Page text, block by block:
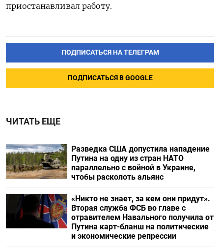
приостанавливал работу.
ПОДПИСАТЬСЯ НА ТЕЛЕГРАМ
ПОДПИСАТЬСЯ В GOOGLE
ЧИТАТЬ ЕЩЕ
Разведка США допустила нападение
Путина на одну из стран НАТО
параллельно с войной в Украине,
чтобы расколоть альянс
«Никто не знает, за кем они придут».
Вторая служба ФСБ во главе с
отравителем Навального получила от
Путина карт-бланш на политические
и экономические репрессии